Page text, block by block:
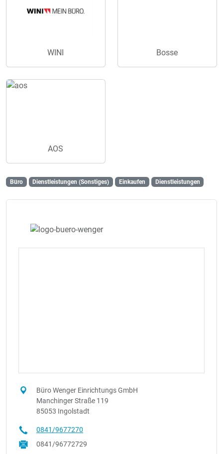
WINI Bosse
AOS
Büro Dienstleistungen (Sonstiges) Einkaufen Dienstleistungen
Büro Wenger Einrichtungs GmbH
Manchinger Straße 119
85053 Ingolstadt
0841/9677270
0841/96772729